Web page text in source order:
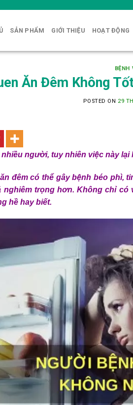
SẢN PHẨM GIỚI THIỆU HOẠT ĐỘNG
BỆNH
Ăn Đêm Không
POSTED ON 29
người, tuy nhiên việc này
đêm có thể gây bệnh béo phì,
nghiêm trọng hơn. Không chỉ
hề hay biết.